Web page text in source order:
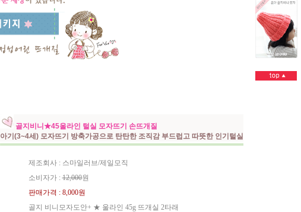
앤디목도리
프렌치넥워머뜨개질
골지비니★45울라인 털실 모자뜨기 손뜨개질
아기(3~4세) 모자뜨기 방축가공으로 탄탄한 조직감 부드럽고 따뜻한 인기털실
제조회사 : 스마일러브/제일모직
소비자가 :12,000원
판매가격 : 8,000원
골지 비니모자도안+ ★ 울라인 45g 뜨개실 2타래